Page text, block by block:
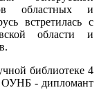
областных и
встретилась с
области и
библиотеке 4
ОУНБ - дипломант